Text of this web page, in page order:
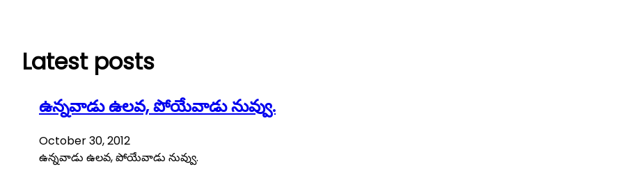
Latest posts
ఉన్నవాడు ఉలవ, పోయేవాడు నువ్వు.
October 30, 2012
ఉన్నవాడు ఉలవ, పోయేవాడు నువ్వు.